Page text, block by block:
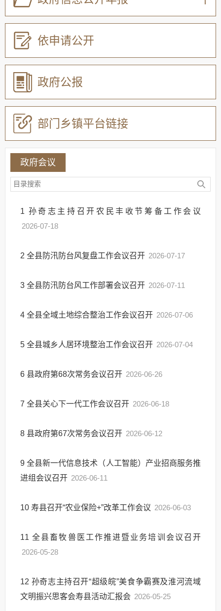
依申请公开
政府公报
部门乡镇平台链接
政府会议
1 孙奇志主持召开农民丰收节筹备工作会议
2026-07-18
2 全县防汛防台风复盘工作会议召开 2026-07-17
3 全县防汛防台风工作部署会议召开 2026-07-11
4 全县全域土地综合整治工作会议召开 2026-07-06
5 全县城乡人居环境整治工作会议召开 2026-07-04
6 县政府第68次常务会议召开 2026-06-26
7 全县关心下一代工作会议召开 2026-06-18
8 县政府第67次常务会议召开 2026-06-12
9 全县新一代信息技术（人工智能）产业招商服务推
进组会议召开 2026-06-11
10 寿县召开“农业保险+”改革工作会议 2026-06-03
11 全县畜牧兽医工作推进暨业务培训会议召开
2026-05-28
12 孙奇志主持召开“超级皖”美食争霸赛及淮河流域
文明振兴思客会寿县活动汇报会 2026-05-25